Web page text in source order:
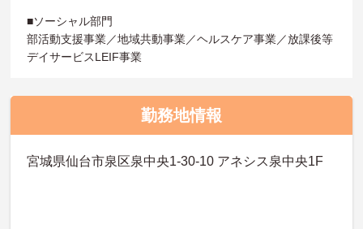
■ソーシャル部門
部活動支援事業／地域共動事業／ヘルスケア事業／放課後等
デイサービスLEIF事業
勤務地情報
宮城県仙台市泉区泉中央1-30-10 アネシス泉中央1F